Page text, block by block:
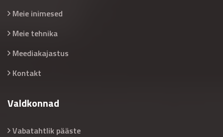
Meie inimesed
Meie tehnika
Meediakajastus
Kontakt
Valdkonnad
Vabatahtlik pääste